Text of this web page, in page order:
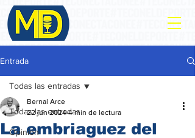
Entrada
Todas las entradas
Opinión
Todas las entradas
La embriaguez del
Bernal Arce
22 jun 2024 4 min de lectura